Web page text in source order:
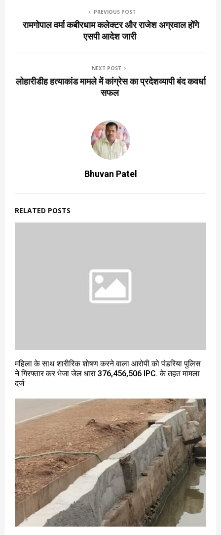
PREVIOUS POST
रामगोपाल वर्मा कबीरधाम कलेक्टर और राजेश अग्रवाल होंगे
एसपी आदेश जारी
NEXT POST
लोहारीडीह हत्याकांड मामले में कांग्रेस का प्रदेशव्यापी बंद कवर्धा
सफल
Bhuvan Patel
RELATED POSTS
महिला के साथ शारीरिक शोषण करने वाला आरोपी को पंडरिया पुलिस
ने गिरफ्तार कर भेजा जेल धारा 376,456,506 IPC. के तहत मामला
दर्ज